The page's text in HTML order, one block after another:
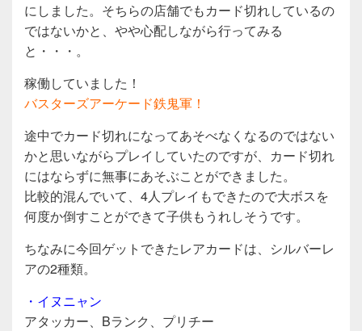
にしました。そちらの店舗でもカード切れしているの
ではないかと、やや心配しながら行ってみる
と・・・。
稼働していました！
バスターズアーケード鉄鬼軍！
途中でカード切れになってあそべなくなるのではない
かと思いながらプレイしていたのですが、カード切れ
にはならずに無事にあそぶことができました。
比較的混んでいて、4人プレイもできたので大ボスを
何度か倒すことができて子供もうれしそうです。
ちなみに今回ゲットできたレアカードは、シルバーレ
アの2種類。
・イヌニャン
アタッカー、Bランク、プリチー